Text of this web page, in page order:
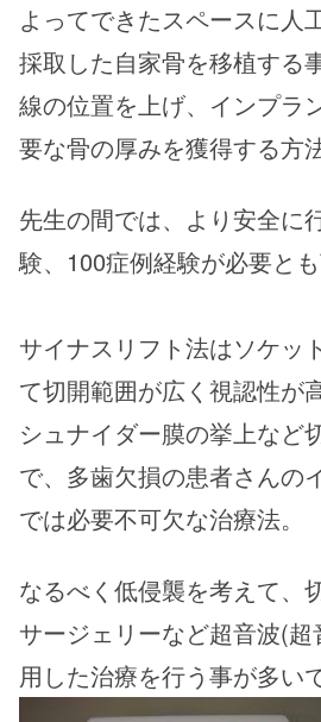
よってできたスペースに人
採取した自家骨を移植する
線の位置を上げ、インプラ
要な骨の厚みを獲得する方
先生の間では、より安全に
験、100症例経験が必要とも
サイナスリフト法はソケッ
て切開範囲が広く視認性が
シュナイダー膜の挙上など
で、多歯欠損の患者さんの
では必要不可欠な治療法。
なるべく低侵襲を考えて、
サージェリーなど超音波(
用した治療を行う事が多い